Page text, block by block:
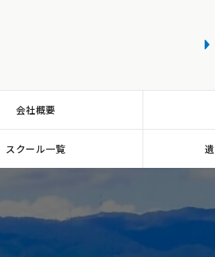
会社概要
スクール一覧